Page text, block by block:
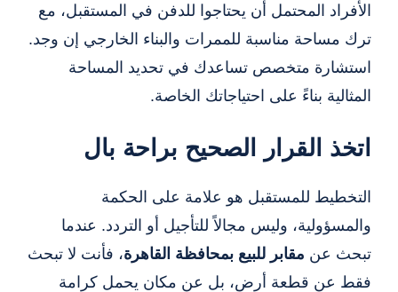
الأفراد المحتمل أن يحتاجوا للدفن في المستقبل، مع
ترك مساحة مناسبة للممرات والبناء الخارجي إن وجد.
استشارة متخصص تساعدك في تحديد المساحة
المثالية بناءً على احتياجاتك الخاصة.
اتخذ القرار الصحيح براحة بال
التخطيط للمستقبل هو علامة على الحكمة
والمسؤولية، وليس مجالاً للتأجيل أو التردد. عندما
تبحث عن مقابر للبيع بمحافظة القاهرة، فأنت لا تبحث
فقط عن قطعة أرض، بل عن مكان يحمل كرامة